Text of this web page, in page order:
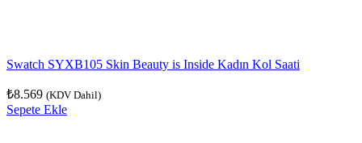
Swatch SYXB105 Skin Beauty is Inside Kadın Kol Saati
₺8.569 (KDV Dahil)
Sepete Ekle